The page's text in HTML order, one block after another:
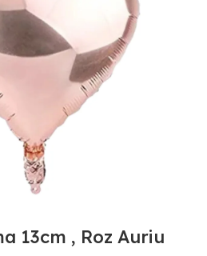
a mări
13cm , Roz Auriu